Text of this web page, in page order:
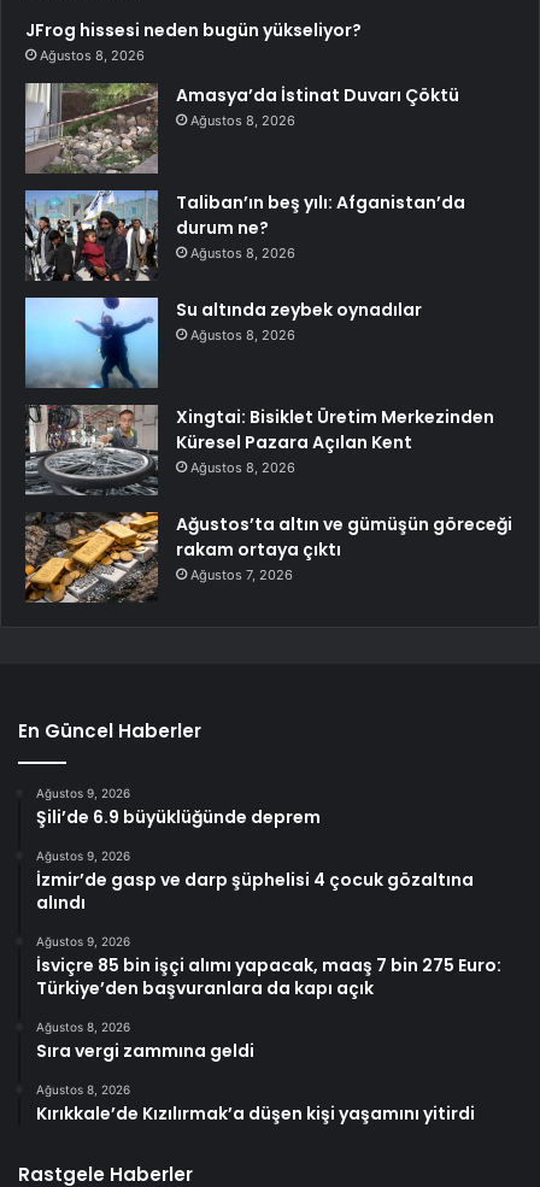
JFrog hissesi neden bugün yükseliyor?
Ağustos 8, 2026
Amasya’da İstinat Duvarı Çöktü
Ağustos 8, 2026
Taliban’ın beş yılı: Afganistan’da
durum ne?
Ağustos 8, 2026
Su altında zeybek oynadılar
Ağustos 8, 2026
Xingtai: Bisiklet Üretim Merkezinden
Küresel Pazara Açılan Kent
Ağustos 8, 2026
Ağustos’ta altın ve gümüşün göreceği
rakam ortaya çıktı
Ağustos 7, 2026
En Güncel Haberler
Ağustos 9, 2026
Şili’de 6.9 büyüklüğünde deprem
Ağustos 9, 2026
İzmir’de gasp ve darp şüphelisi 4 çocuk gözaltına
alındı
Ağustos 9, 2026
İsviçre 85 bin işçi alımı yapacak, maaş 7 bin 275 Euro:
Türkiye’den başvuranlara da kapı açık
Ağustos 8, 2026
Sıra vergi zammına geldi
Ağustos 8, 2026
Kırıkkale’de Kızılırmak’a düşen kişi yaşamını yitirdi
Rastgele Haberler